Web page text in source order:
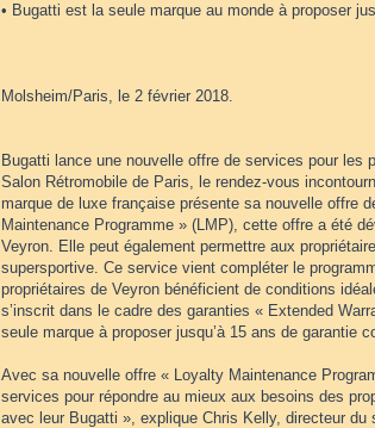
• Bugatti est la seule marque au monde à proposer
Molsheim/Paris, le 2 février 2018.
Bugatti lance une nouvelle offre de services pour les
Salon Rétromobile de Paris, le rendez-vous
marque de luxe française présente sa nouvelle offre
Maintenance Programme » (LMP), cette offre a été
Veyron. Elle peut également permettre aux
supersportive. Ce service vient compléter le
propriétaires de Veyron bénéficient de conditions
s’inscrit dans le cadre des garanties « Extended
seule marque à proposer jusqu’à 15 ans de garantie
Avec sa nouvelle offre « Loyalty Maintenance
services pour répondre au mieux aux besoins des
avec leur Bugatti », explique Chris Kelly, directeur